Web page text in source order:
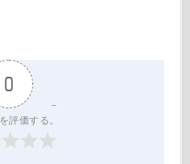
0
評価する。